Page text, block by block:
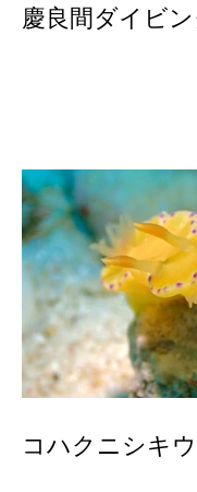
慶良間ダイビ
コハクニシキ